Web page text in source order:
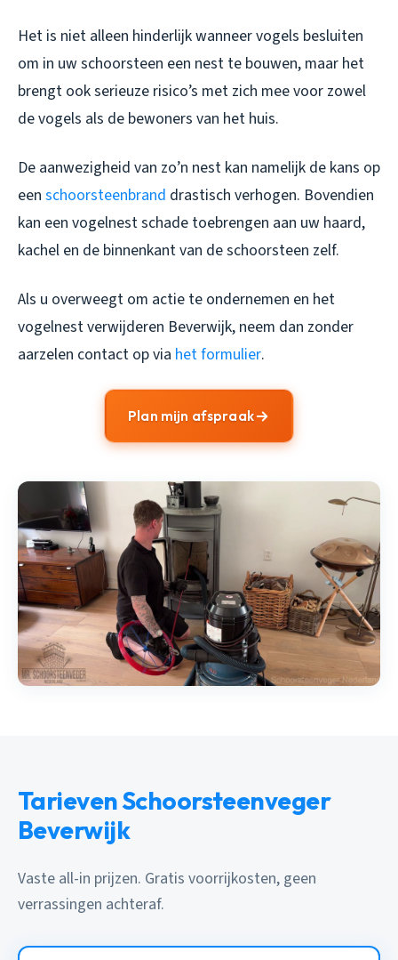
Het is niet alleen hinderlijk wanneer vogels besluiten
om in uw schoorsteen een nest te bouwen, maar het
brengt ook serieuze risico’s met zich mee voor zowel
de vogels als de bewoners van het huis.
De aanwezigheid van zo’n nest kan namelijk de kans op
een schoorsteenbrand drastisch verhogen. Bovendien
kan een vogelnest schade toebrengen aan uw haard,
kachel en de binnenkant van de schoorsteen zelf.
Als u overweegt om actie te ondernemen en het
vogelnest verwijderen Beverwijk, neem dan zonder
aarzelen contact op via het formulier.
Plan mijn afspraak
Tarieven Schoorsteenveger
Beverwijk
Vaste all-in prijzen. Gratis voorrijkosten, geen
verrassingen achteraf.